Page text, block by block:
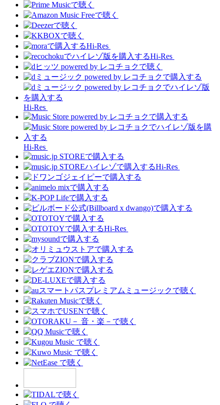
Hi-Res
Hi-Res
Hi-Res
Hi-Res
Hi-Res
Hi-Res